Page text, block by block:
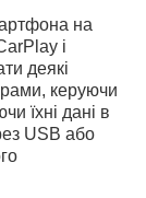
на
і
деякі
керуючи
їхні дані в
USB або